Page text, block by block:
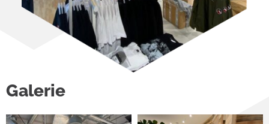
Galerie